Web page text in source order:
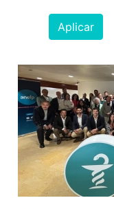
Aplicar